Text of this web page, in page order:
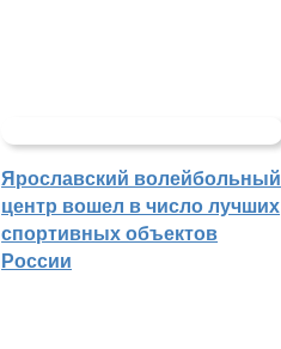
Ярославский волейбольный
центр вошел в число лучших
спортивных объектов
России